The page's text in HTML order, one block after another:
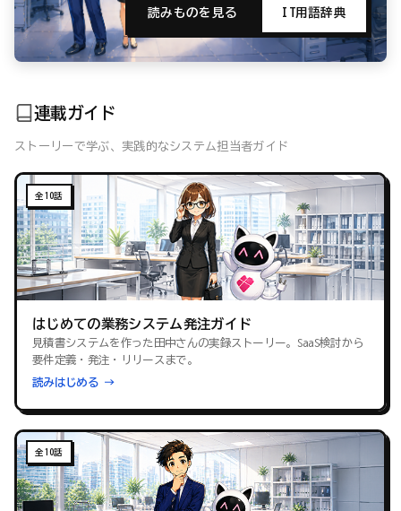
読みものを見る IT用語辞典
連載ガイド
ストーリーで学ぶ、実践的なシステム担当者ガイド
全10話
はじめての業務システム発注ガイド
見積書システムを作った田中さんの実録ストーリー。SaaS検討から
要件定義・発注・リリースまで。
読みはじめる →
全10話